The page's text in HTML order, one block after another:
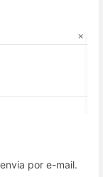
por e-mail.